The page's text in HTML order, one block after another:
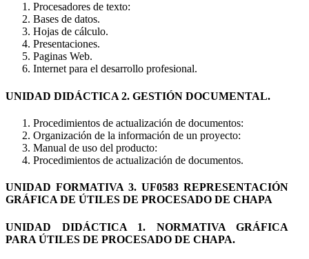
Procesadores de texto:
Bases de datos.
Hojas de cálculo.
Presentaciones.
Paginas Web.
Internet para el desarrollo profesional.
UNIDAD DIDÁCTICA 2. GESTIÓN DOCUMENTAL.
Procedimientos de actualización de documentos:
Organización de la información de un proyecto:
Manual de uso del producto:
Procedimientos de actualización de documentos.
UNIDAD FORMATIVA 3. UF0583 REPRESENTACIÓN
GRÁFICA DE ÚTILES DE PROCESADO DE CHAPA
UNIDAD DIDÁCTICA 1. NORMATIVA GRÁFICA
PARA ÚTILES DE PROCESADO DE CHAPA.